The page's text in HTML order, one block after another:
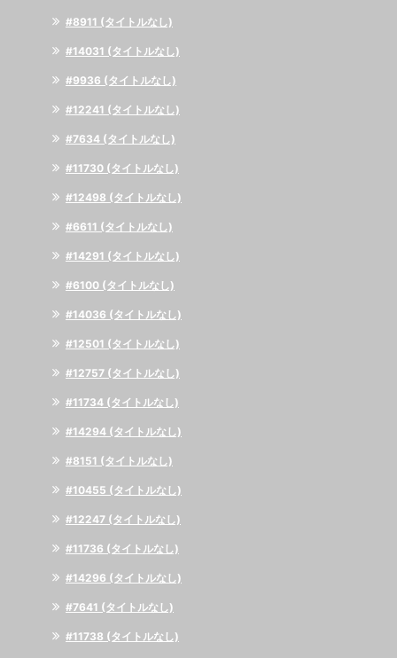
#8911 (タイトルなし)
#14031 (タイトルなし)
#9936 (タイトルなし)
#12241 (タイトルなし)
#7634 (タイトルなし)
#11730 (タイトルなし)
#12498 (タイトルなし)
#6611 (タイトルなし)
#14291 (タイトルなし)
#6100 (タイトルなし)
#14036 (タイトルなし)
#12501 (タイトルなし)
#12757 (タイトルなし)
#11734 (タイトルなし)
#14294 (タイトルなし)
#8151 (タイトルなし)
#10455 (タイトルなし)
#12247 (タイトルなし)
#11736 (タイトルなし)
#14296 (タイトルなし)
#7641 (タイトルなし)
#11738 (タイトルなし)